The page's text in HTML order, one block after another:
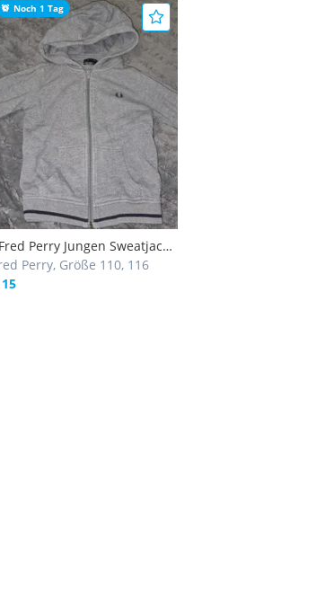
Noch 1 Tag
Perry Jungen Sweatjacke
110/116*
Perry, Größe 110, 116